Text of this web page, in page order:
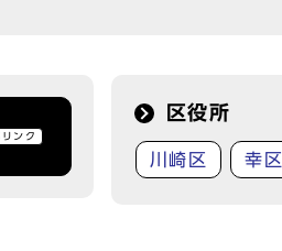
ンク
区役所
川崎区 幸区